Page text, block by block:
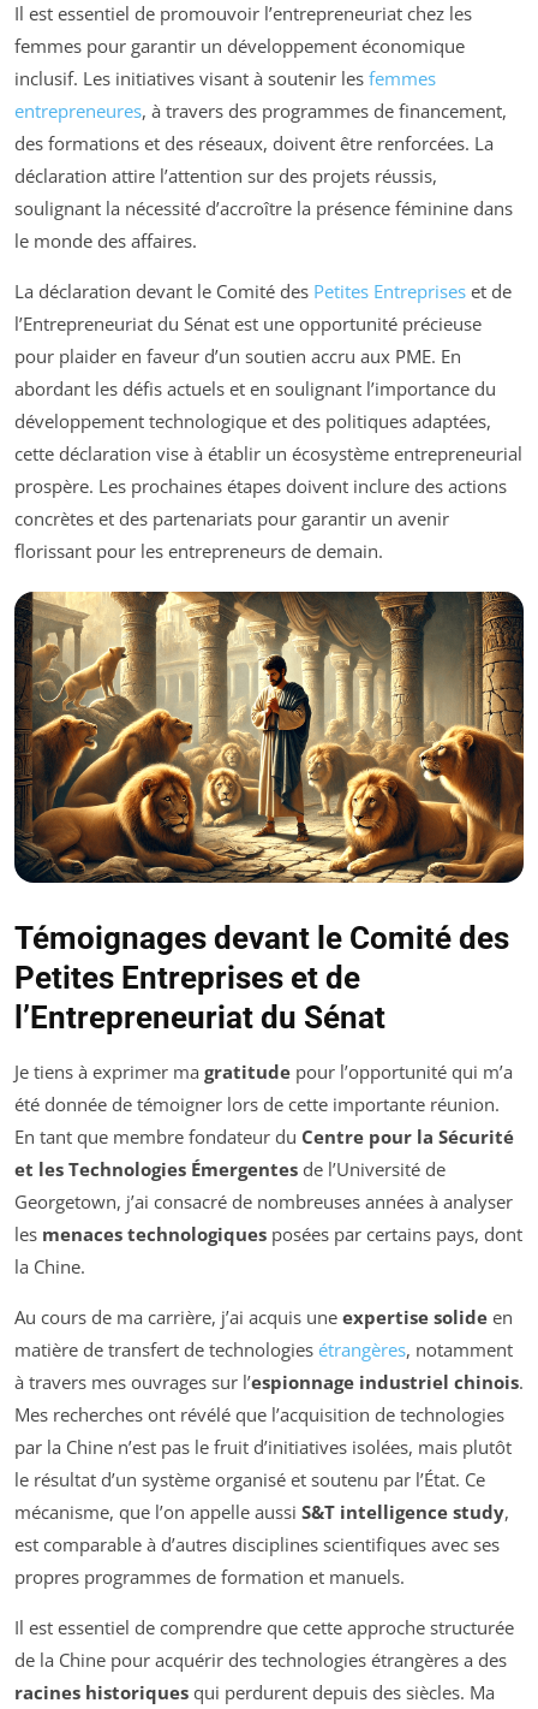
Il est essentiel de promouvoir l’entrepreneuriat chez les
femmes pour garantir un développement économique
inclusif. Les initiatives visant à soutenir les femmes
entrepreneures, à travers des programmes de financement,
des formations et des réseaux, doivent être renforcées. La
déclaration attire l’attention sur des projets réussis,
soulignant la nécessité d’accroître la présence féminine dans
le monde des affaires.
La déclaration devant le Comité des Petites Entreprises et de
l’Entrepreneuriat du Sénat est une opportunité précieuse
pour plaider en faveur d’un soutien accru aux PME. En
abordant les défis actuels et en soulignant l’importance du
développement technologique et des politiques adaptées,
cette déclaration vise à établir un écosystème entrepreneurial
prospère. Les prochaines étapes doivent inclure des actions
concrètes et des partenariats pour garantir un avenir
florissant pour les entrepreneurs de demain.
Témoignages devant le Comité des
Petites Entreprises et de
l’Entrepreneuriat du Sénat
Je tiens à exprimer ma gratitude pour l’opportunité qui m’a
été donnée de témoigner lors de cette importante réunion.
En tant que membre fondateur du Centre pour la Sécurité
et les Technologies Émergentes de l’Université de
Georgetown, j’ai consacré de nombreuses années à analyser
les menaces technologiques posées par certains pays, dont
la Chine.
Au cours de ma carrière, j’ai acquis une expertise solide en
matière de transfert de technologies étrangères, notamment
à travers mes ouvrages sur l’espionnage industriel chinois.
Mes recherches ont révélé que l’acquisition de technologies
par la Chine n’est pas le fruit d’initiatives isolées, mais plutôt
le résultat d’un système organisé et soutenu par l’État. Ce
mécanisme, que l’on appelle aussi S&T intelligence study,
est comparable à d’autres disciplines scientifiques avec ses
propres programmes de formation et manuels.
Il est essentiel de comprendre que cette approche structurée
de la Chine pour acquérir des technologies étrangères a des
racines historiques qui perdurent depuis des siècles. Ma